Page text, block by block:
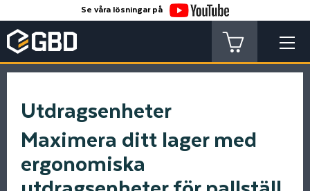
Se våra lösningar på
Utdragsenheter
Maximera ditt lager med
ergonomiska